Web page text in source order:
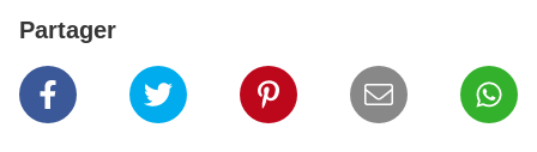
Partager